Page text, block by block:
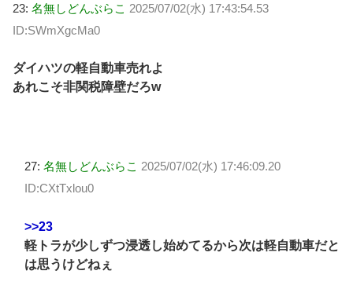
23: 名無しどんぶらこ 2025/07/02(水) 17:43:54.53
ID:SWmXgcMa0
ダイハツの軽自動車売れよ
あれこそ非関税障壁だろw
27: 名無しどんぶらこ 2025/07/02(水) 17:46:09.20
ID:CXtTxlou0
>>23
軽トラが少しずつ浸透し始めてるから次は軽自動車だと
は思うけどねぇ